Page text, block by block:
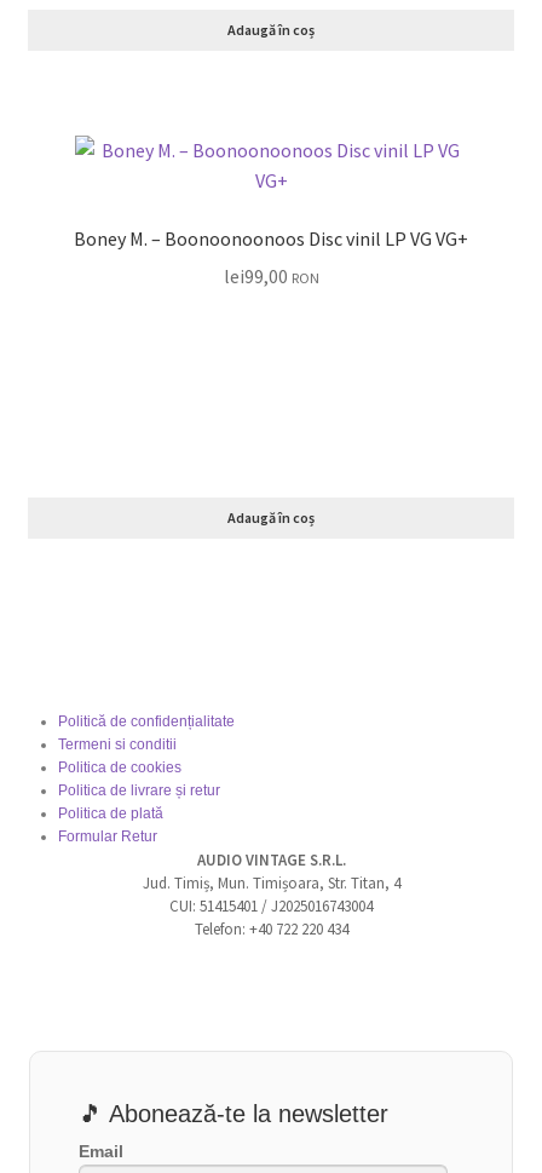
Adaugă în coș
Boney M. – Boonoonoonoos Disc vinil LP VG VG+
lei99,00 RON
Adaugă în coș
Politică de confidențialitate
Termeni si conditii
Politica de cookies
Politica de livrare și retur
Politica de plată
Formular Retur
AUDIO VINTAGE S.R.L.
Jud. Timiș, Mun. Timișoara, Str. Titan, 4
CUI: 51415401 / J2025016743004
Telefon: +40 722 220 434
🎵 Abonează-te la newsletter
Email